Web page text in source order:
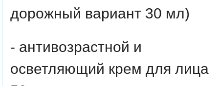
дорожный вариант 30 мл)
- антивозрастной и
осветляющий крем для лица